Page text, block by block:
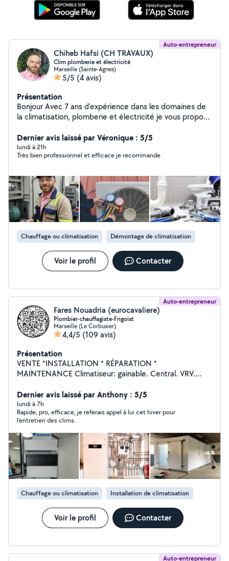
Auto-entrepreneur
Chiheb Hafsi (CH TRAVAUX)
Clim plomberie et électricité
Marseille (Sainte-Agnes)
5/5 (4 avis)
Présentation
Bonjour Avec 7 ans d'expérience dans les domaines de
la climatisation, plomberie et électricité je vous propose
Dernier avis laissé par Véronique : 5/5
lundi à 21h
Très bien professionnel et efficace je recommande
Chauffage ou climatisation Démontage de climatisation
Voir le profil Contacter
Auto-entrepreneur
Fares Nouadria (eurocavaliere)
Plombier-chauffagiste-Frigoist
Marseille (Le Corbusier)
4,4/5 (109 avis)
Présentation
VENTE *INSTALLATION * RÉPARATION *
MAINTENANCE Climatiseur: gainable. Central. VRV.
Appareils de refroidissement et congélation plomberie
chaudière Chauffage Four électrique Peintre/plaquiste
multiservices » étanchéité installation nouvelle cuisine
Dernier avis laissé par Anthony : 5/5
lundi à 7h
Rapide, pro, efficace, je referais appel à lui cet hiver pour
l'entretien des clims.
Chauffage ou climatisation Installation de climatisation
Voir le profil Contacter
Auto-entrepreneur